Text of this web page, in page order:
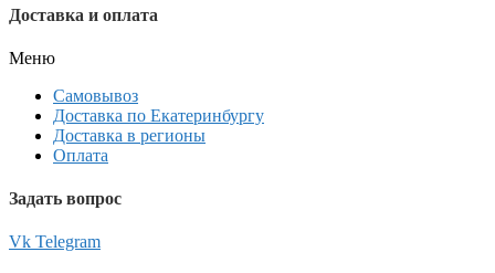
Доставка и оплата
Меню
Самовывоз
Доставка по Екатеринбургу
Доставка в регионы
Оплата
Задать вопрос
Vk Telegram